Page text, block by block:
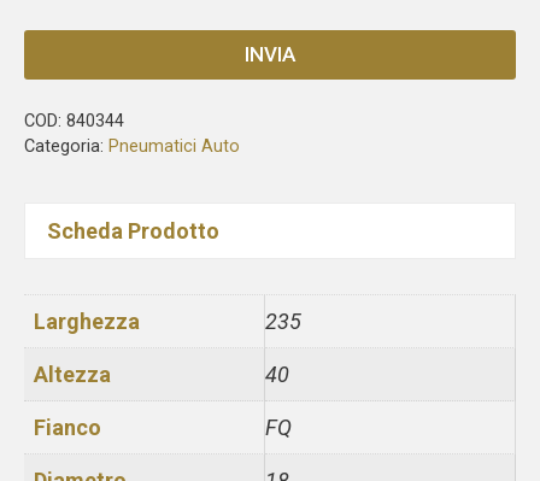
INVIA
COD: 840344
Categoria: Pneumatici Auto
Scheda Prodotto
Larghezza 235
Altezza 40
Fianco FQ